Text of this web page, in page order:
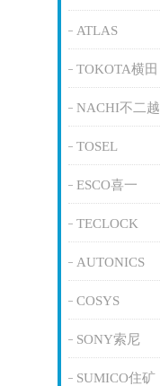
ATLAS
TOKOTA横田
NACHI不二越
TOSEL
ESCO喜一
TECLOCK
AUTONICS
COSYS
SONY索尼
SUMICO住矿